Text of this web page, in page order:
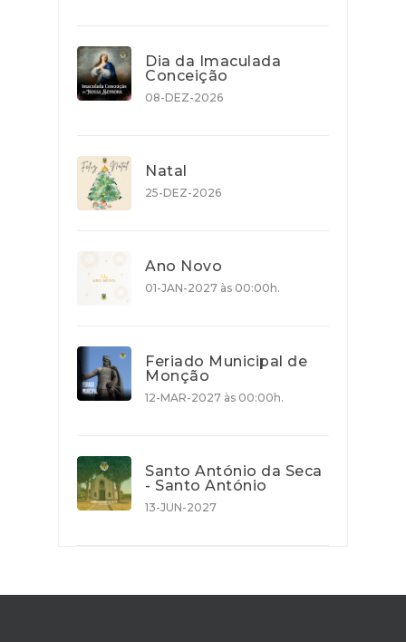
Dia da Imaculada
Conceição
08-DEZ-2026
Natal
25-DEZ-2026
Ano Novo
01-JAN-2027 às 00:00h.
Feriado Municipal de
Monção
12-MAR-2027 às 00:00h.
Santo António da Seca
- Santo António
13-JUN-2027